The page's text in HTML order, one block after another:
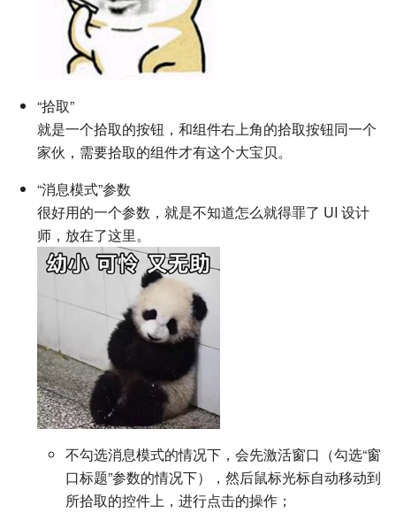
“拾取”
就是一个拾取的按钮，和组件右上角的拾取按钮同一个
家伙，需要拾取的组件才有这个大宝贝。
“消息模式”参数
很好用的一个参数，就是不知道怎么就得罪了 UI 设计
师，放在了这里。
不勾选消息模式的情况下，会先激活窗口（勾选“窗
口标题”参数的情况下），然后鼠标光标自动移动到
所拾取的控件上，进行点击的操作；